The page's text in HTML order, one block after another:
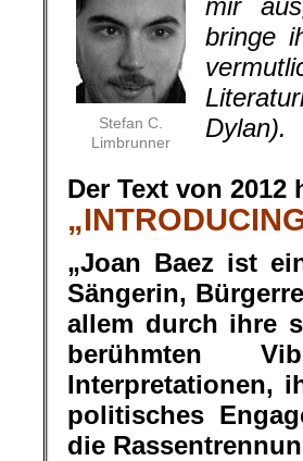
Stefan C.
Limbrunner
mir
bringe
Dylan).
Der Text von 2012
„Joan Baez ist
Sängerin,
allem durch ihre
berühmten
Interpretationen,
politisches
die